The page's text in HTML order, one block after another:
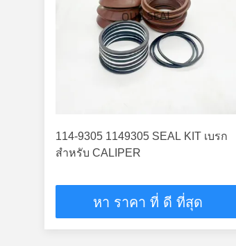
114-9305 1149305 SEAL KIT เบรก
สําหรับ CALIPER
หา ราคา ที่ ดี ที่สุด